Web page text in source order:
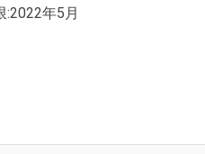
:2022年5月